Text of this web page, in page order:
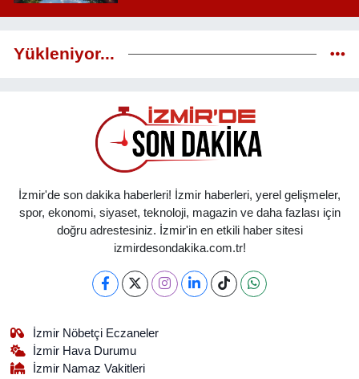
Yükleniyor...
İzmir'de son dakika haberleri! İzmir haberleri, yerel gelişmeler,
spor, ekonomi, siyaset, teknoloji, magazin ve daha fazlası için
doğru adrestesiniz. İzmir'in en etkili haber sitesi
izmirdesondakika.com.tr!
İzmir Nöbetçi Eczaneler
İzmir Hava Durumu
İzmir Namaz Vakitleri